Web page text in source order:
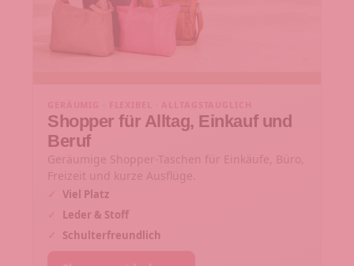
Shopper für Alltag, Einkauf und
Beruf
Geräumige Shopper-Taschen für Einkäufe, Büro,
Freizeit und kurze Ausflüge.
Viel Platz
Leder & Stoff
Schulterfreundlich